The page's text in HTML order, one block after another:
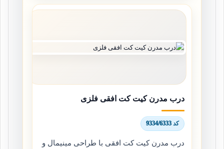
درب مدرن کیت کت افقی فلزی
کد 9334/6333
درب مدرن کیت کت افقی با طراحی مینیمال و